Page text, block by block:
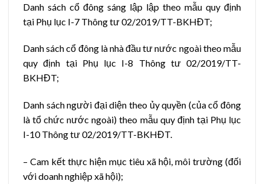
Danh sách cổ đông sáng lập lập theo mẫu quy định
tại Phụ lục I-7 Thông tư 02/2019/TT-BKHĐT;
Danh sách cổ đông là nhà đầu tư nước ngoài theo mẫu
quy định tại Phụ lục I-8 Thông tư 02/2019/TT-
BKHĐT;
Danh sách người đại diện theo ủy quyền (của cổ đông
là tổ chức nước ngoài) theo mẫu quy định tại Phụ lục
I-10 Thông tư 02/2019/TT-BKHĐT.
– Cam kết thực hiện mục tiêu xã hội, môi trường (đối
với doanh nghiệp xã hội);